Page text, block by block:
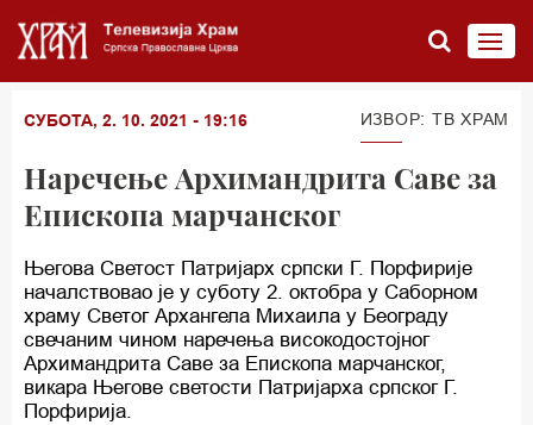
СУБОТА, 2. 10. 2021 - 19:16 ИЗВОР: ТВ ХРАМ
Наречење Архимандрита Саве за
Епископа марчанског
Његова Светост Патријарх српски Г. Порфирије
началствовао је у суботу 2. oктобра у Саборном
храму Светог Aрхангела Михаила у Београду
свечаним чином наречења високодостојног
Архимандрита Саве за Епископа марчанског,
викара Његове светости Патријарха српског Г.
Порфирија.